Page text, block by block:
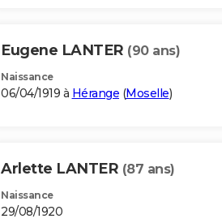
Eugene LANTER (90 ans)
Naissance
06/04/1919 à Hérange (Moselle)
Arlette LANTER (87 ans)
Naissance
29/08/1920